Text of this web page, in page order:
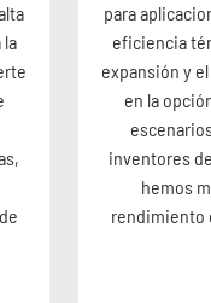
para
eficiencia
expansión y
en la
inventores
hemos
rendimiento